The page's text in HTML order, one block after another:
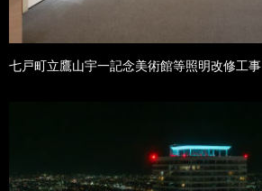
七戸町立鷹山宇一記念美術館等照明改修工事